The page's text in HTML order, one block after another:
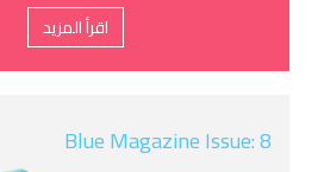
اقرأ المزيد
Blue Magazine Issue: 8